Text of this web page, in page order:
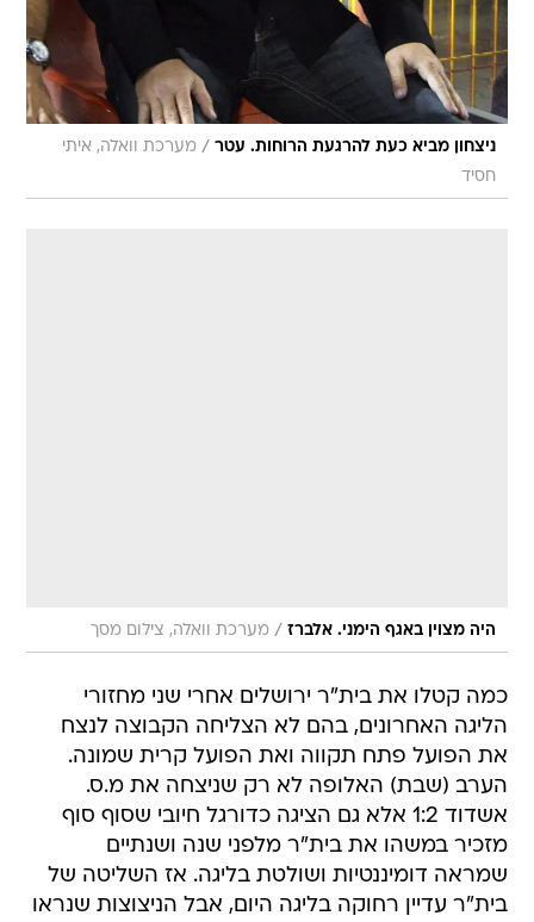
ניצחון מביא כעת להרגעת הרוחות. עטר / מערכת וואלה, איתי
חסיד
היה מצוין באגף הימני. אלברז / מערכת וואלה, צילום מסך
כמה קטלו את בית"ר ירושלים אחרי שני מחזורי
הליגה האחרונים, בהם לא הצליחה הקבוצה לנצח
את הפועל פתח תקווה ואת הפועל קרית שמונה.
הערב (שבת) האלופה לא רק שניצחה את מ.ס.
אשדוד 1:2 אלא גם הציגה כדורגל חיובי שסוף סוף
מזכיר במשהו את בית"ר מלפני שנה ושנתיים
שמראה דומיננטיות ושולטת בליגה. אז השליטה של
בית"ר עדיין רחוקה בליגה היום, אבל הניצוצות שנראו